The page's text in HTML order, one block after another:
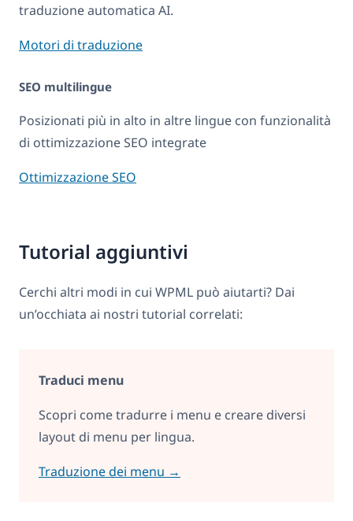
traduzione automatica AI.
Motori di traduzione
SEO multilingue
Posizionati più in alto in altre lingue con funzionalità
di ottimizzazione SEO integrate
Ottimizzazione SEO
Tutorial aggiuntivi
Cerchi altri modi in cui WPML può aiutarti? Dai
un’occhiata ai nostri tutorial correlati:
Traduci menu
Scopri come tradurre i menu e creare diversi
layout di menu per lingua.
Traduzione dei menu →